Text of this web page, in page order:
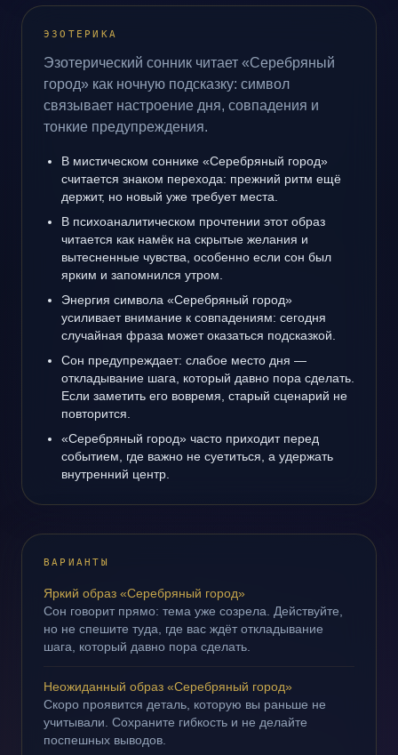
ЭЗОТЕРИКА
Эзотерический сонник читает «Серебряный
город» как ночную подсказку: символ
связывает настроение дня, совпадения и
тонкие предупреждения.
В мистическом соннике «Серебряный город»
считается знаком перехода: прежний ритм ещё
держит, но новый уже требует места.
В психоаналитическом прочтении этот образ
читается как намёк на скрытые желания и
вытесненные чувства, особенно если сон был
ярким и запомнился утром.
Энергия символа «Серебряный город»
усиливает внимание к совпадениям: сегодня
случайная фраза может оказаться подсказкой.
Сон предупреждает: слабое место дня —
откладывание шага, который давно пора сделать.
Если заметить его вовремя, старый сценарий не
повторится.
«Серебряный город» часто приходит перед
событием, где важно не суетиться, а удержать
внутренний центр.
ВАРИАНТЫ
Яркий образ «Серебряный город»
Сон говорит прямо: тема уже созрела. Действуйте,
но не спешите туда, где вас ждёт откладывание
шага, который давно пора сделать.
Неожиданный образ «Серебряный город»
Скоро проявится деталь, которую вы раньше не
учитывали. Сохраните гибкость и не делайте
поспешных выводов.